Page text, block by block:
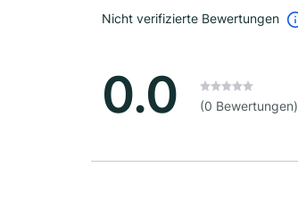
Nicht verifizierte Bewertungen
0.0 (0 Bewertungen)